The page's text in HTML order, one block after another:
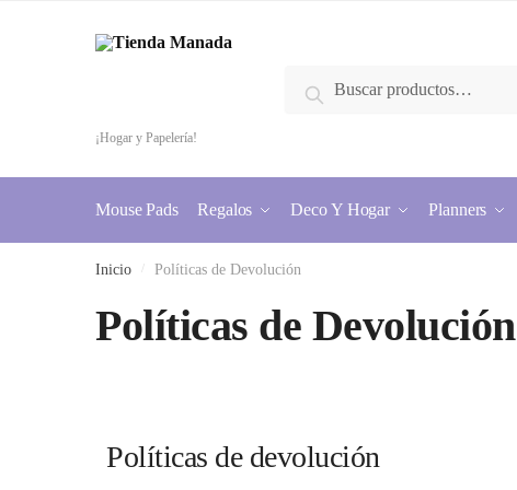
¡Hogar y Papelería!
Buscar
Mouse Pads Regalos Deco Y Hogar Planners
Inicio Políticas de Devolución
Políticas de Devolución
Políticas de devolución